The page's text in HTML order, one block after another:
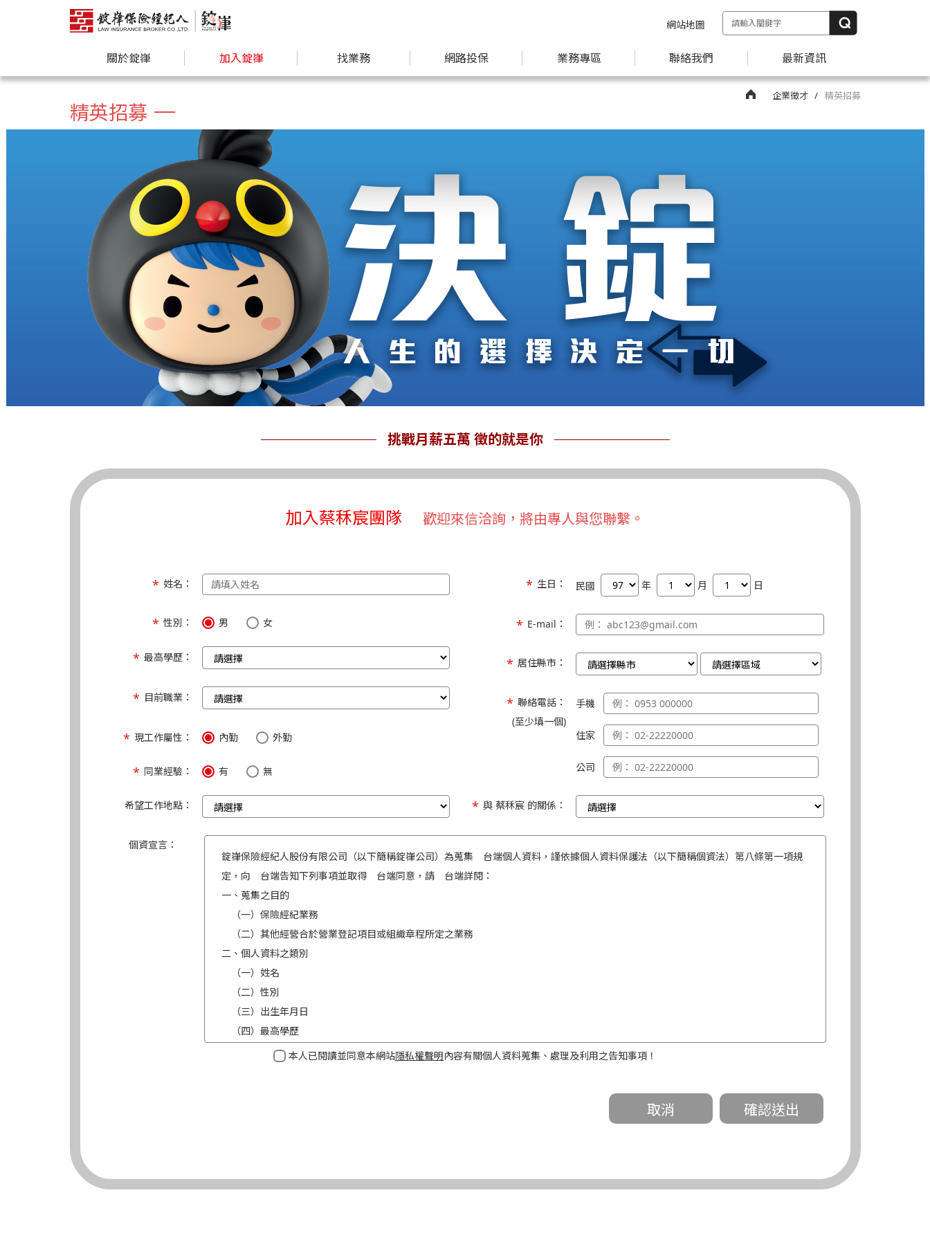
網站地圖
關於錠嵂 加入錠嵂 找業務 網路投保 業務專區 聯絡我們 最新資訊
企業徵才 精英招募
精英招募
挑戰月薪五萬 徵的就是你
加入蔡秝宸團隊 歡迎來信洽詢，將由專人與您聯繫。
姓名：
性別： 男 女
最高學歷：
目前職業：
現工作屬性： 內勤 外勤
同業經驗： 有 無
希望工作地點：
生日： 民國 年 月 日
E-mail：
居住縣市：
聯絡電話：
(至少填一個)
手機
住家
公司
與 蔡秝宸 的關係：
個資宣言：
錠嵂保險經紀人股份有限公司（以下簡稱錠嵂公司）為蒐集 台端個人資料，謹依據個人資料保護法（以下簡稱個資法）第八條第一項規
定，向 台端告知下列事項並取得 台端同意，請 台端詳閱：
一、蒐集之目的
（一）保險經紀業務
（二）其他經營合於營業登記項目或組織章程所定之業務
二、個人資料之類別
（一）姓名
（二）性別
（三）出生年月日
（四）最高學歷
（五）目前職業及工作屬性
本人已閱讀並同意本網站隱私權聲明內容有關個人資料蒐集、處理及利用之告知事項！